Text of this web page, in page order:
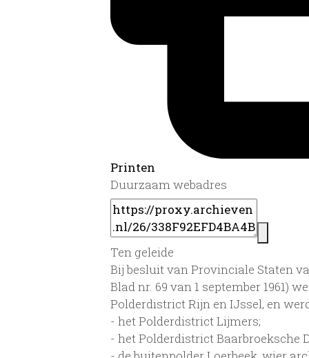
Printen
Duurzaam webadres
Ten geleide
Bij besluit van Provinciale Staten
Blad nr. 69 van 1 september 1961)
Polderdistrict Rijn en IJssel, en
- het Polderdistrict Lijmers;
- het Polderdistrict Baarbroeksche